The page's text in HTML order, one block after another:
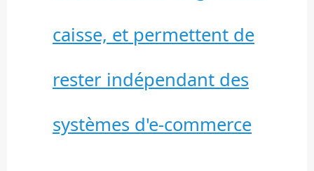
caisse, et permettent de
rester indépendant des
systèmes d'e-commerce